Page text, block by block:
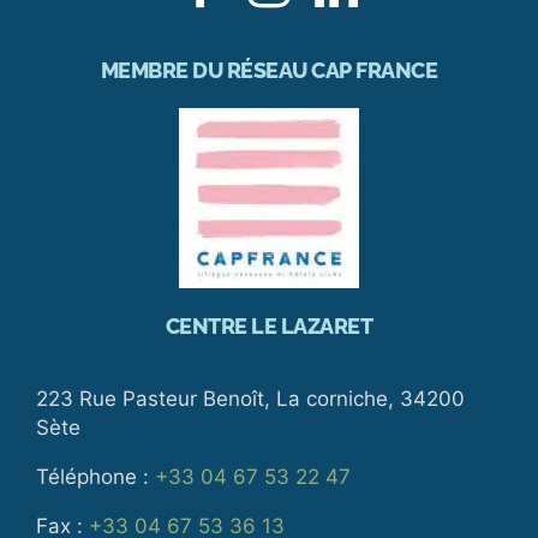
MEMBRE DU RÉSEAU CAP FRANCE
CENTRE LE LAZARET
223 Rue Pasteur Benoît, La corniche, 34200
Sète
Téléphone : +33 04 67 53 22 47
Fax : +33 04 67 53 36 13